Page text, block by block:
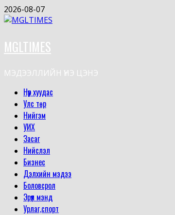
Skip
to
2026-08-07
MGLTIMES
МЭДЭЭЛЛИЙН ҮНЭ ЦЭНЭ
Primary
Menu
Нүүр хуудас
Улс төр
Нийгэм
УИХ
Засаг
Нийслэл
Бизнес
Дэлхийн мэдээ
Боловсрол
Эрүүл мэнд
Урлаг,спорт